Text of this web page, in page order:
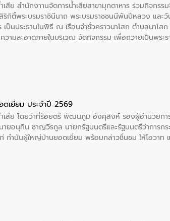
ย สำนักงาานจัดการน้ำเสียสาขามุกดาหาร ร่วมกิจกร
ริกิติ์พระบรมราชินีนาถ พระบรมราชชนนีพันปีหลวง และ
นประธานในพิธี ณ เรือนจําชั่วคราวนาโสก ตําบลนาโส
วามสะอาดภายในบริเวณ จัดกิจกรรม เพื่อถวายเป็นพระ
ร้อมถวายสัจปฏิญาณ ทำความดีด้วยหัวใจ
เยี่ยม ประจำปี 2569
สีย โดยว่าที่ร้อยตรี พัฒนภูมิ อังศุสิงห์ รองผู้อำนวยก
อนุทิน ชาญวีรกูล นายกรัฐมนตรีและรัฐมนตรีว่าการกร
กำนันผู้ใหญ่บ้านยอดเยี่ยม พร้อมกล่าวชื่นชม ให้โอวาท